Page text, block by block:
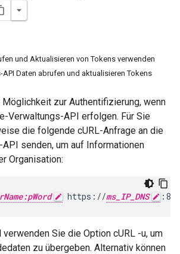
und Aktualisieren von Tokens verwenden
Daten abrufen und aktualisieren Tokens
zur Authentifizierung, wenn
Verwaltungs-API erfolgen. Für Sie
die folgende cURL-Anfrage an die
senden, um auf Informationen
Organisation:
https://ms_IP_DNS
Sie die Option cURL -u, um
zu übergeben. Alternativ können